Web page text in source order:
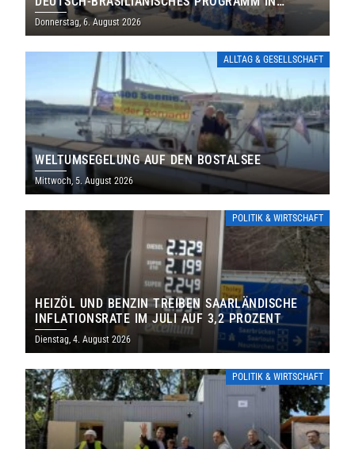
THOLEY
Donnerstag, 6. August 2026
ALLTAG & GESELLSCHAFT
WELTUMSEGELUNG AUF DEN BOSTALSEE
Mittwoch, 5. August 2026
POLITIK & WIRTSCHAFT
HEIZÖL UND BENZIN TREIBEN SAARLÄNDISCHE
INFLATIONSRATE IM JULI AUF 3,2 PROZENT
Dienstag, 4. August 2026
POLITIK & WIRTSCHAFT